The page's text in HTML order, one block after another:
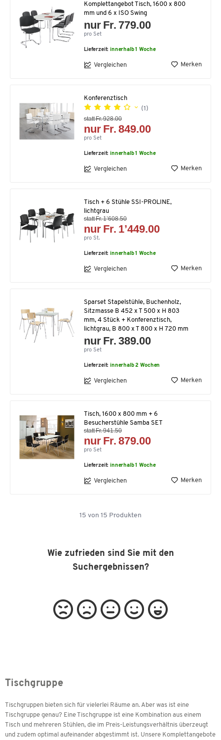
Komplettangebot Tisch, 1600 x 800
mm und 6 x ISO Swing
nur Fr. 779.00
pro Set
Lieferzeit:innerhalb 1 Woche
Vergleichen Merken
Konferenztisch
(1)
statt Fr. 928.00
nur Fr. 849.00
pro Set
Lieferzeit:innerhalb 1 Woche
Vergleichen Merken
Tisch + 6 Stühle SSI-PROLINE,
lichtgrau
statt Fr. 1’608.50
nur Fr. 1’449.00
pro St.
Lieferzeit:innerhalb 1 Woche
Vergleichen Merken
Sparset Stapelstühle, Buchenholz,
Sitzmasse B 452 x T 500 x H 803
mm, 4 Stück + Konferenztisch,
lichtgrau, B 800 x T 800 x H 720 mm
nur Fr. 389.00
pro Set
Lieferzeit:innerhalb 2 Wochen
Vergleichen Merken
Tisch, 1600 x 800 mm + 6
Besucherstühle Samba SET
statt Fr. 941.50
nur Fr. 879.00
pro Set
Lieferzeit:innerhalb 1 Woche
Vergleichen Merken
15 von 15 Produkten
Wie zufrieden sind Sie mit den
Suchergebnissen?
Tischgruppe
Tischgruppen bieten sich für vielerlei Räume an. Aber was ist eine
Tischgruppe genau? Eine Tischgruppe ist eine Kombination aus einem
Tisch und mehreren Stühlen, die im Preis-Leistungsverhältnis überzeugt
und zudem optimal aufeinander abgestimmt ist. Unsere Komplettangebote